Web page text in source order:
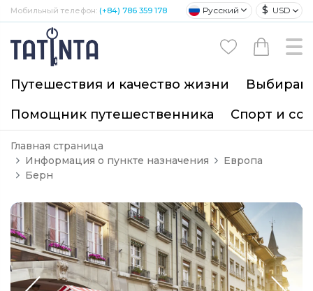
Мобильный телефон: (+84) 786 359 178 Русский $ USD
Путешествия и качество жизни
Помощник путешественника
Спорт и
Главная страница
Информация о пункте назначения
Европа
Берн